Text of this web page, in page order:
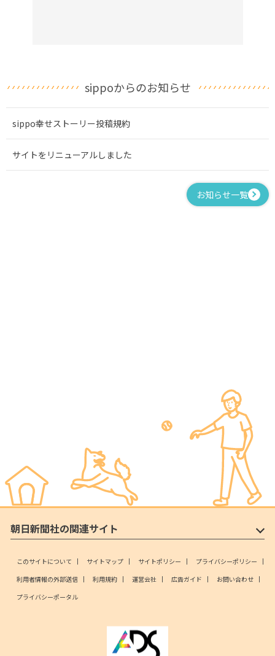
sippoからのお知らせ
sippo幸せストーリー投稿規約
サイトをリニューアルしました
お知らせ一覧
朝日新聞社の関連サイト
このサイトについて サイトマップ サイトポリシー
プライバシーポリシー
利用者情報の外部送信
利用規約 運営会社 広告ガイド
お問い合わせ
プライバシーポータル